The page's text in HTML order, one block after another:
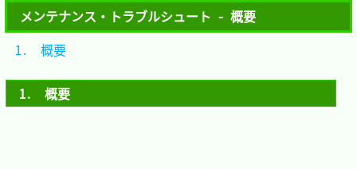
メンテナンス・トラブルシュート - 概要
1.　概要